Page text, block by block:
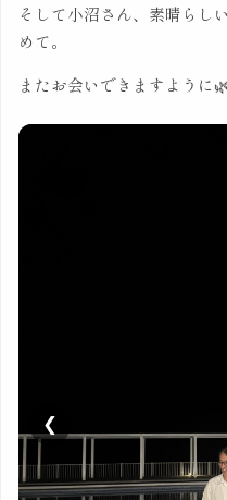
そして小沼さん、素晴らし
めて。
またお会いできますように
❮